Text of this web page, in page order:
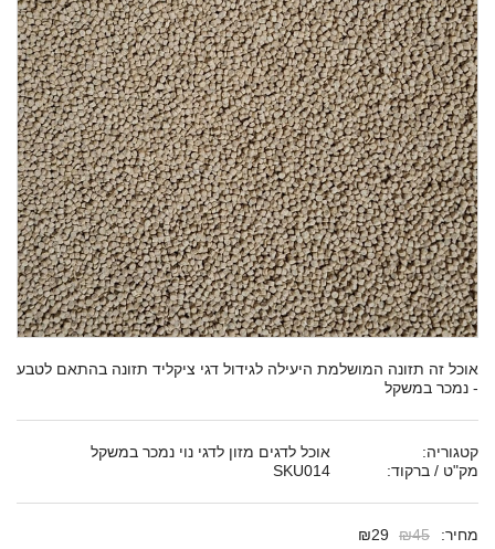
אוכל זה תזונה המושלמת היעילה לגידול דגי ציקליד תזונה בהתאם לטבע
- נמכר במשקל
קטגוריה:
אוכל לדגים מזון לדגי נוי נמכר במשקל
מק"ט / ברקוד:
מחיר: ₪45
₪29